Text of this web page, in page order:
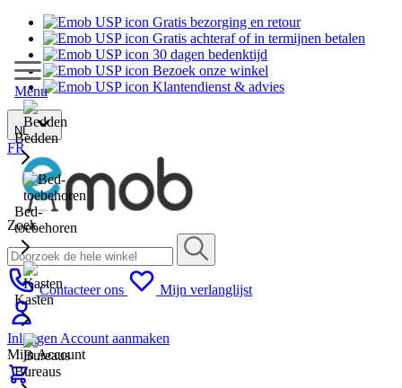
Gratis bezorging en retour
Gratis achteraf of in termijnen betalen
30 dagen bedenktijd
Bezoek onze winkel
Klantendienst & advies
NL
FR
Zoek
Contacteer ons Mijn verlanglijst
Inloggen Account aanmaken
Mijn Account
Menu
Bedden
Bed-
toebehoren
Kasten
Bureaus